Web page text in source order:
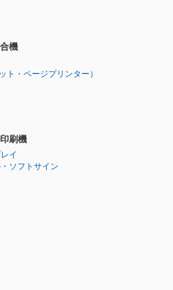
機
ト・ページプリンター）
刷機
イ
ソフトサイン